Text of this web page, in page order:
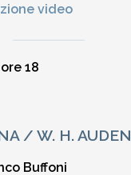
video
18
/ W. H. AUDEN
Buffoni